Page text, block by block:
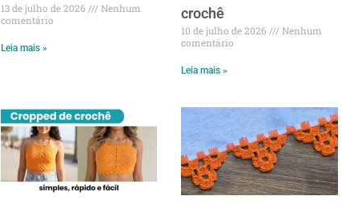
13 de julho de 2026
Nenhum
comentário
Leia mais »
crochê
10 de julho de 2026
Nenhum
comentário
Leia mais »